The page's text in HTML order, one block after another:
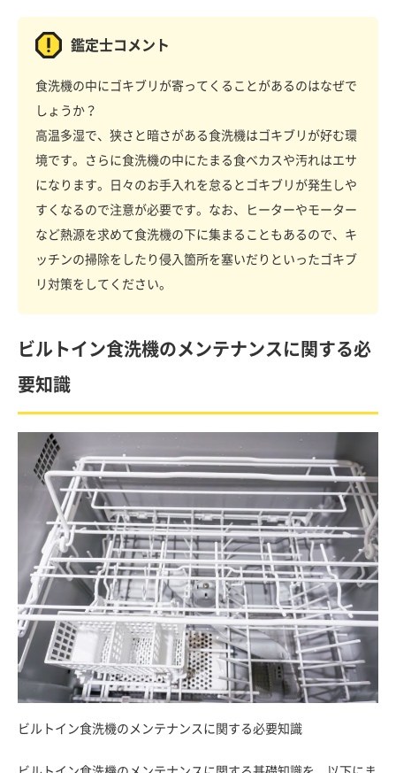
鑑定士コメント
食洗機の中にゴキブリが寄ってくることがあるのはなぜで
しょうか？
高温多湿で、狭さと暗さがある食洗機はゴキブリが好む環
境です。さらに食洗機の中にたまる食べカスや汚れはエサ
になります。日々のお手入れを怠るとゴキブリが発生しや
すくなるので注意が必要です。なお、ヒーターやモーター
など熱源を求めて食洗機の下に集まることもあるので、キ
ッチンの掃除をしたり侵入箇所を塞いだりといったゴキブ
リ対策をしてください。
ビルトイン食洗機のメンテナンスに関する必
要知識
ビルトイン食洗機のメンテナンスに関する必要知識